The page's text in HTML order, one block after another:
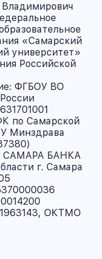
«Самарский
университет»
Российской
ФГБОУ ВО
по Самарской
Минздрава
САМАРА БАНКА
г. Самара
ОКТМО